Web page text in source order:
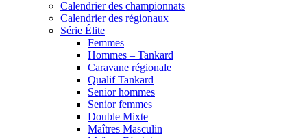
Calendrier des championnats
Calendrier des régionaux
Série Élite
Femmes
Hommes – Tankard
Caravane régionale
Qualif Tankard
Senior hommes
Senior femmes
Double Mixte
Maîtres Masculin